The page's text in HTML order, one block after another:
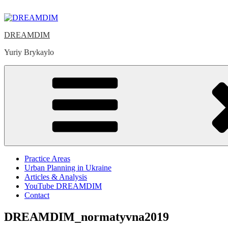
to
DREAMDIM
Yuriy Brykaylo
Practice Areas
Urban Planning in Ukraine
Articles & Analysis
YouTube DREAMDIM
Contact
DREAMDIM_normatyvna2019